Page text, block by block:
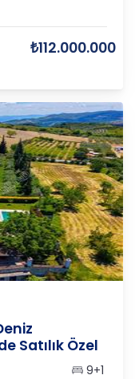
₺112.000.000
Satılık Özel
9+1